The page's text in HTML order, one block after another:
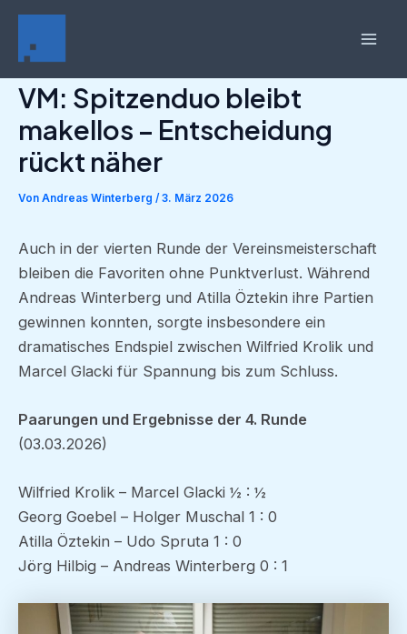
Zum
springen
VM: Spitzenduo bleibt
makellos – Entscheidung
rückt näher
Von Andreas Winterberg / 3. März 2026
Auch in der vierten Runde der Vereinsmeisterschaft
bleiben die Favoriten ohne Punktverlust. Während
Andreas Winterberg und Atilla Öztekin ihre Partien
gewinnen konnten, sorgte insbesondere ein
dramatisches Endspiel zwischen Wilfried Krolik und
Marcel Glacki für Spannung bis zum Schluss.
Paarungen und Ergebnisse der 4. Runde
(03.03.2026)
Wilfried Krolik – Marcel Glacki ½ : ½
Georg Goebel – Holger Muschal 1 : 0
Atilla Öztekin – Udo Spruta 1 : 0
Jörg Hilbig – Andreas Winterberg 0 : 1